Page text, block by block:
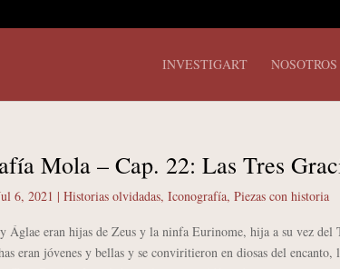
INVESTIGART NOSOTROS
Mola – Cap. 22: Las Tres
6, 2021 | Historias olvidadas, Iconografía, Piezas con historia
eran hijas de Zeus y la ninfa Eurinome, hija a su vez del
eran jóvenes y bellas y se conviritieron en diosas del encanto,